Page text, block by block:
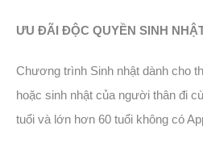
ƯU ĐÃI ĐỘC QUYỀN SINH
Chương trình Sinh nhật dành cho
hoặc sinh nhật của người thân đi
tuổi và lớn hơn 60 tuổi không có